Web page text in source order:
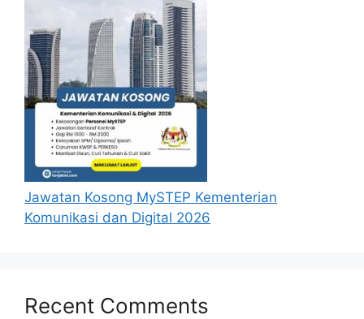
bangunan atau rumah yang akan dibina,
didirikan, disiapkan atau diperolehi oleh
HDC.
Senarai Jawatan Kosong 2024
Perbadanan Pembangunan
Perumahan
NO. JAWATAN
1. Jurutera Awam
Pegawai Penyelidik
Jawatan Kosong MySTEP Kementerian
Komunikasi dan Digital 2026
Recent Comments